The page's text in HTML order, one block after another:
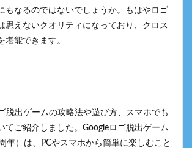
もなるのではないでしょうか。もはやロゴ
思えないクオリティになっており、クロス
堪能できます。
脱出ゲームの攻略法や遊び方、スマホでも
てご紹介しました。Googleロゴ脱出ゲーム
年）は、PCやスマホから簡単に楽しむこと